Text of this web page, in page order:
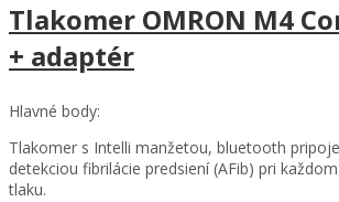
Tlakomer OMRON M4
+ adaptér
Hlavné body:
Tlakomer s Intelli manžetou, bluetooth
detekciou fibrilácie predsiení (AFib) pri
tlaku.